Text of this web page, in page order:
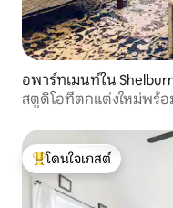
อพาร์ทเมนท์ใน
สตูดิโอที่ตกแต่งใหม่พร้อ
โดนใจเกสต์ที่สุด
โดนใจเกสต์